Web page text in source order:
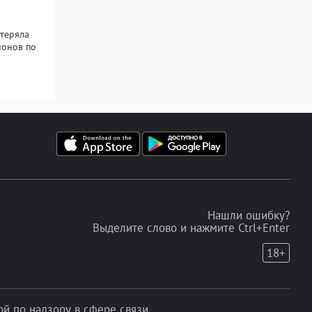
по
Нашли ошибку?
Выделите слово и нажмите Ctrl+Enter
18+